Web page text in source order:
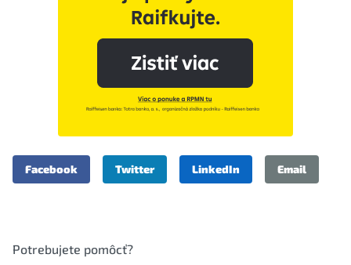
Facebook Twitter LinkedIn Email
Potrebujete pomôcť?